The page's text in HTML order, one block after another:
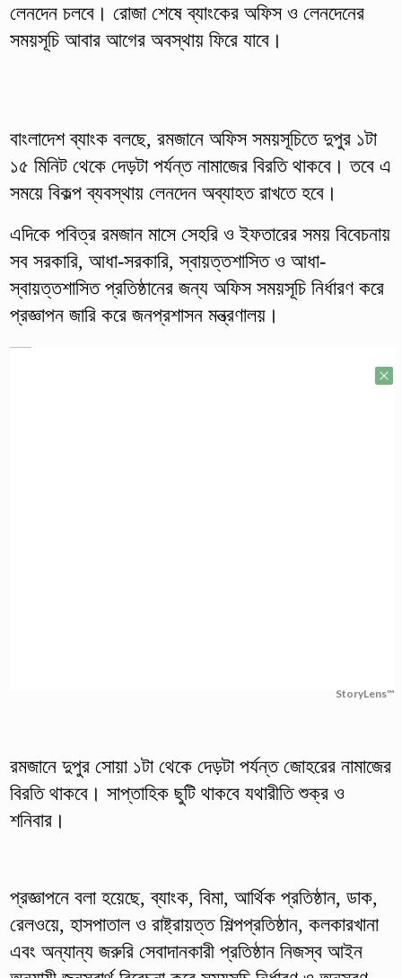
লেনদেন চলবে। রোজা শেষে ব্যাংকের অফিস ও লেনদেনের
সময়সূচি আবার আগের অবস্থায় ফিরে যাবে।
বাংলাদেশ ব্যাংক বলছে, রমজানে অফিস সময়সূচিতে দুপুর ১টা
১৫ মিনিট থেকে দেড়টা পর্যন্ত নামাজের বিরতি থাকবে। তবে এ
সময়ে বিকল্প ব্যবস্থায় লেনদেন অব্যাহত রাখতে হবে।
এদিকে পবিত্র রমজান মাসে সেহরি ও ইফতারের সময় বিবেচনায়
সব সরকারি, আধা-সরকারি, স্বায়ত্তশাসিত ও আধা-
স্বায়ত্তশাসিত প্রতিষ্ঠানের জন্য অফিস সময়সূচি নির্ধারণ করে
প্রজ্ঞাপন জারি করে জনপ্রশাসন মন্ত্রণালয়।
StoryLens™
রমজানে দুপুর সোয়া ১টা থেকে দেড়টা পর্যন্ত জোহরের নামাজের
বিরতি থাকবে। সাপ্তাহিক ছুটি থাকবে যথারীতি শুক্র ও
শনিবার।
প্রজ্ঞাপনে বলা হয়েছে, ব্যাংক, বিমা, আর্থিক প্রতিষ্ঠান, ডাক,
রেলওয়ে, হাসপাতাল ও রাষ্ট্রায়ত্ত শিল্পপ্রতিষ্ঠান, কলকারখানা
এবং অন্যান্য জরুরি সেবাদানকারী প্রতিষ্ঠান নিজস্ব আইন